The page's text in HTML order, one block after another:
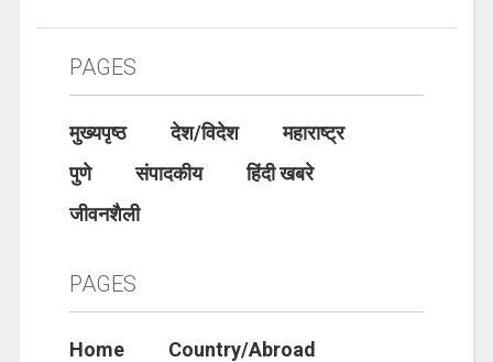
PAGES
मुख्यपृष्ठ देश/विदेश
महाराष्ट्र
पुणे
संपादकीय
हिंदी खबरे
जीवनशैली
PAGES
Home
Country/Abroad